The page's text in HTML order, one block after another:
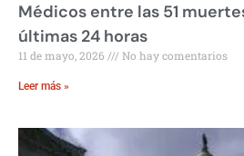
Médicos entre las 51
últimas 24 horas
11 de mayo, 2026 No hay comentarios
Leer más »